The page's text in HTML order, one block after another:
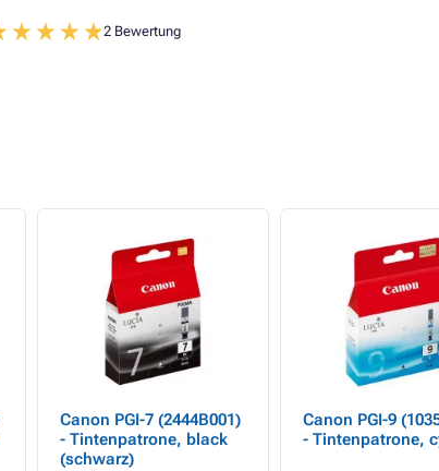
2 Bewertung
Canon PGI-7 (2444B001)
- Tintenpatrone, black
(schwarz)
Canon PGI-9
- Tintenpatrone,